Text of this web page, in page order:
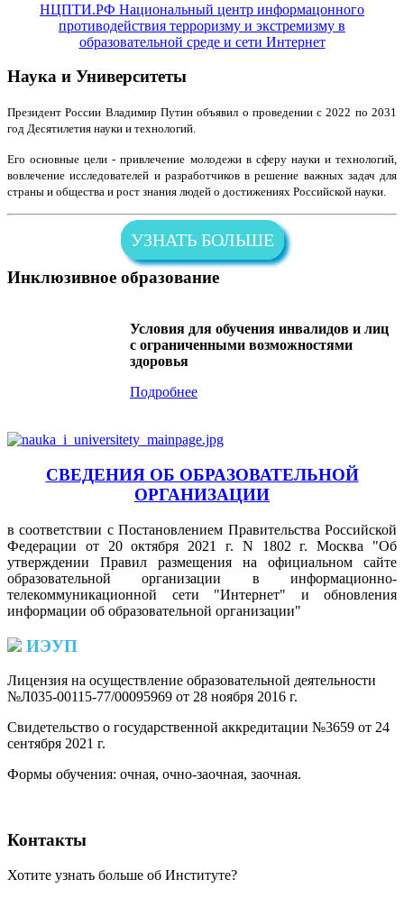
НЦПТИ.РФ Национальный центр информацонного
противодействия терроризму и экстремизму в
образовательной среде и сети Интернет
Наука и Университеты
Президент России Владимир Путин объявил о проведении с 2022 по 2031
год Десятилетия науки и технологий.
Его основные цели - привлечение молодежи в сферу науки и технологий,
вовлечение исследователей и разработчиков в решение важных задач для
страны и общества и рост знания людей о достижениях Российской науки.
УЗНАТЬ БОЛЬШЕ
Инклюзивное образование
Условия для обучения инвалидов и лиц
с ограниченными возможностями
здоровья
Подробнее
СВЕДЕНИЯ ОБ ОБРАЗОВАТЕЛЬНОЙ
ОРГАНИЗАЦИИ
в соответствии с Постановлением Правительства Российской
Федерации от 20 октября 2021 г. N 1802 г. Москва "Об
утверждении Правил размещения на официальном сайте
образовательной организации в информационно-
телекоммуникационной сети "Интернет" и обновления
информации об образовательной организации"
ИЭУП
Лицензия на осуществление образовательной деятельности
№Л035-00115-77/00095969 от 28 ноября 2016 г.
Свидетельство о государственной аккредитации №3659 от 24
сентября 2021 г.
Формы обучения: очная, очно-заочная, заочная.
Контакты
Хотите узнать больше об Институте?